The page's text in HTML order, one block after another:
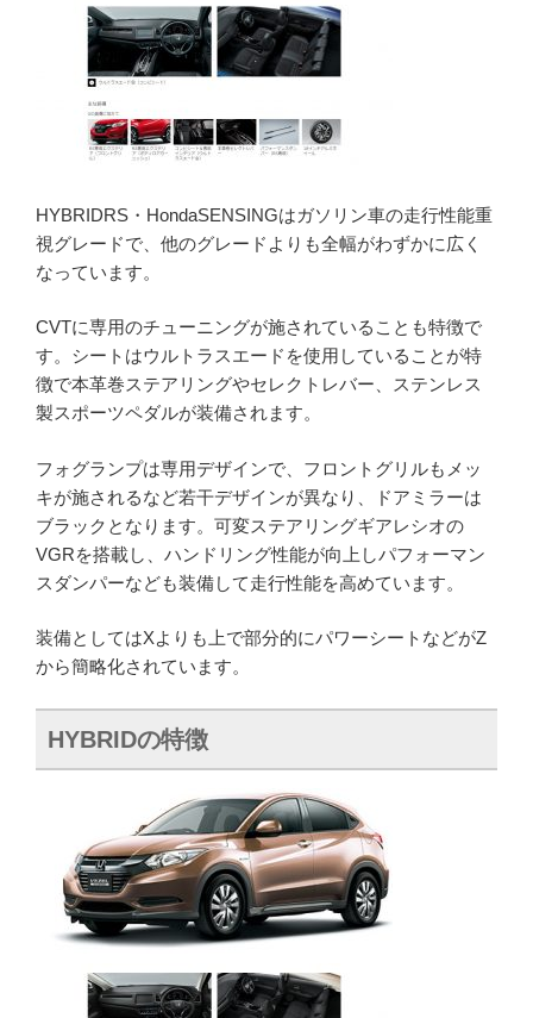
HYBRIDRS・HondaSENSINGはガソリン車の走行性能重
視グレードで、他のグレードよりも全幅がわずかに広く
なっています。
CVTに専用のチューニングが施されていることも特徴で
す。シートはウルトラスエードを使用していることが特
徴で本革巻ステアリングやセレクトレバー、ステンレス
製スポーツペダルが装備されます。
フォグランプは専用デザインで、フロントグリルもメッ
キが施されるなど若干デザインが異なり、ドアミラーは
ブラックとなります。可変ステアリングギアレシオの
VGRを搭載し、ハンドリング性能が向上しパフォーマン
スダンパーなども装備して走行性能を高めています。
装備としてはXよりも上で部分的にパワーシートなどがZ
から簡略化されています。
HYBRIDの特徴